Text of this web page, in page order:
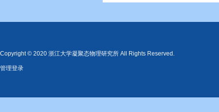
Copyright © 2020 浙江大学凝聚态物理研究所 All Rights Reserved.
管理登录